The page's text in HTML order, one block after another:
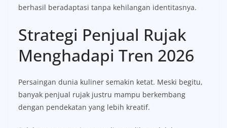
berhasil beradaptasi tanpa kehilangan identitasnya.
Strategi Penjual Rujak
Menghadapi Tren 2026
Persaingan dunia kuliner semakin ketat. Meski begitu,
banyak penjual rujak justru mampu berkembang
dengan pendekatan yang lebih kreatif.